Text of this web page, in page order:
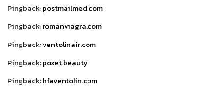
Pingback:postmailmed.com
Pingback:romanviagra.com
Pingback:ventolinair.com
Pingback:poxet.beauty
Pingback:hfaventolin.com